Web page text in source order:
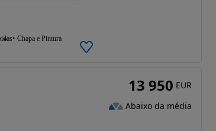
Chapa e Pintura
13 950 EUR
Abaixo da média